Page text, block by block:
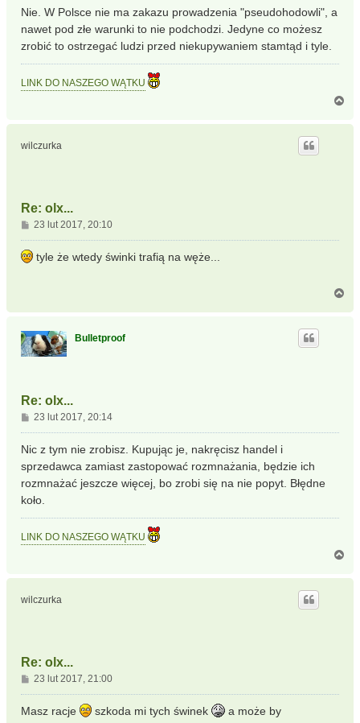
s
Nie. W Polsce nie ma zakazu prowadzenia "pseudohodowli", a
nawet pod złe warunki to nie podchodzi. Jedyne co możesz
zrobić to ostrzegać ludzi przed niekupywaniem stamtąd i tyle.
LINK DO NASZEGO WĄTKU
g
wilczurka
Re: olx...
P
o
s
23 lut 2017, 20:10
tyle że wtedy świnki trafią na węże...
Bulletproof
Re: olx...
P
o
s
23 lut 2017, 20:14
Nic z tym nie zrobisz. Kupując je, nakręcisz handel i
sprzedawca zamiast zastopować rozmnażania, będzie ich
rozmnażać jeszcze więcej, bo zrobi się na nie popyt. Błędne
koło.
LINK DO NASZEGO WĄTKU
g
wilczurka
Re: olx...
P
o
s
23 lut 2017, 21:00
Masz racje szkoda mi tych świnek
a może by